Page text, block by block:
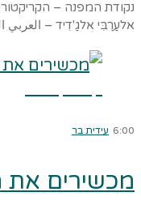
נקודת המפנה –
אלעַרַבִּי אלגַ'דִיד –
6:00 עידית בר
מכשירים